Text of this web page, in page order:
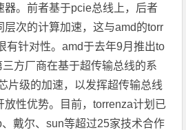
器。前者基于pcie总线上，后者
层次的计算加速，这与amd的torr
有针对性。amd于去年9月推出to
方厂商在基于超传输总线的系
片级的加速，以发挥超传输总线
放性优势。目前，torrenza计划已
戴尔、sun等超过25家技术合作